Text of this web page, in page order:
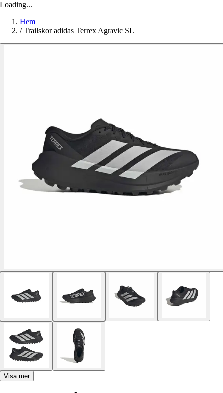
Loading...
Hem
/ Trailskor adidas Terrex Agravic SL
Visa mer